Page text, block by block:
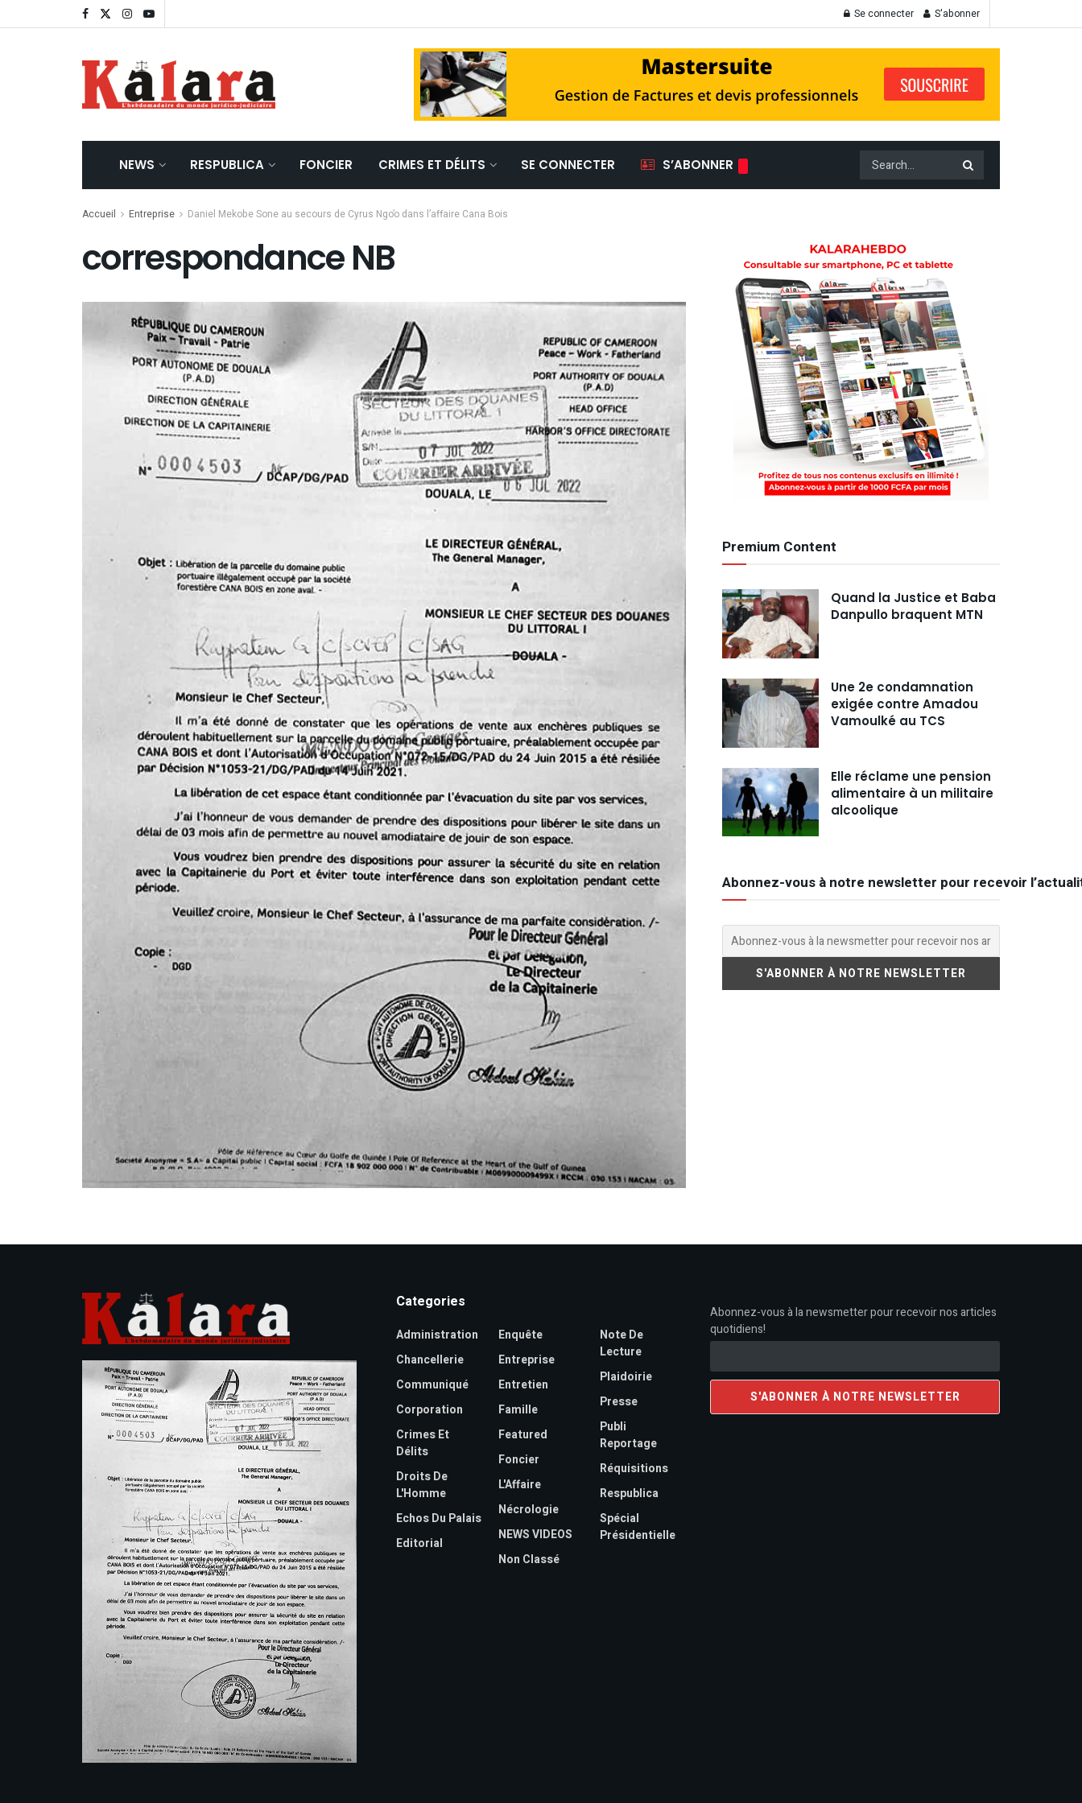
Se connecter S'abonner
NEWS RESPUBLICA FONCIER CRIMES ET DÉLITS SE CONNECTER S’ABONNER
Accueil Entreprise Daniel Mekobe Sone au secours de Cyrus Ngo’o dans l’affaire Cana Bois
correspondance NB
Premium Content
Quand la Justice et Baba
Danpullo braquent MTN
Une 2e condamnation
exigée contre Amadou
Vamoulké au TCS
Elle réclame une pension
alimentaire à un militaire
alcoolique
Abonnez-vous à notre newsletter pour recevoir
Categories
Administration
Chancellerie
Communiqué
Corporation
Crimes Et
Délits
Droits De
L'Homme
Echos Du Palais
Editorial
Enquête
Entreprise
Entretien
Famille
Featured
Foncier
L'Affaire
Nécrologie
NEWS VIDEOS
Non Classé
Note De
Lecture
Plaidoirie
Presse
Publi
Reportage
Réquisitions
Respublica
Spécial
Présidentielle
Abonnez-vous à la newsmetter pour recevoir nos articles
quotidiens!